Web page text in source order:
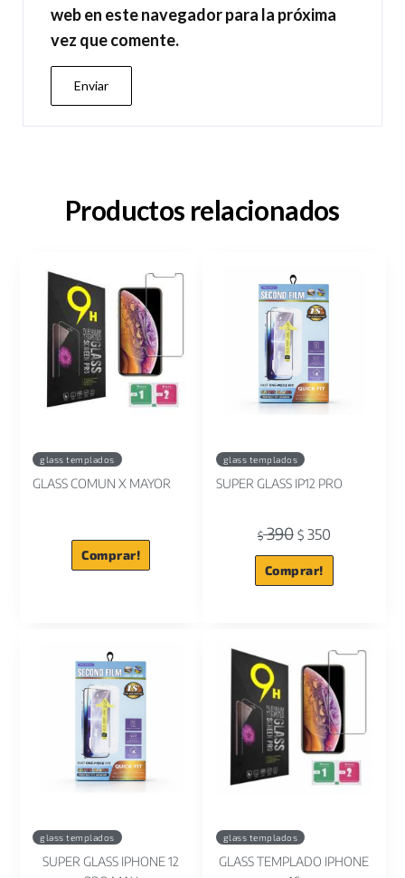
web en este navegador para la próxima
vez que comente.
Productos relacionados
glass templados
GLASS COMUN X MAYOR
Comprar!
glass templados
SUPER GLASS IP12 PRO
$390 $350
Comprar!
glass templados
SUPER GLASS IPHONE 12
glass templados
GLASS TEMPLADO IPHONE